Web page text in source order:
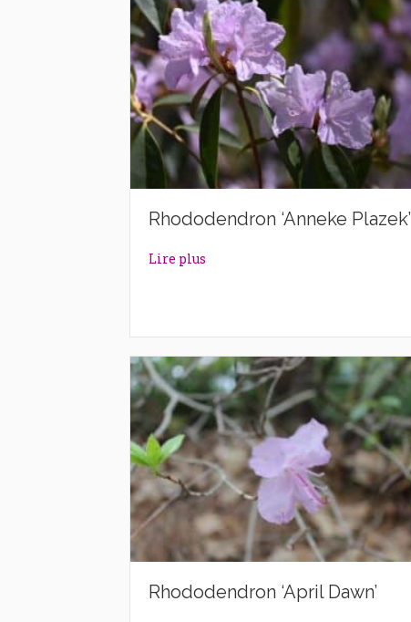
Rhododendron ‘Anneke Plazek’
Lire plus
Rhododendron ‘April Dawn’